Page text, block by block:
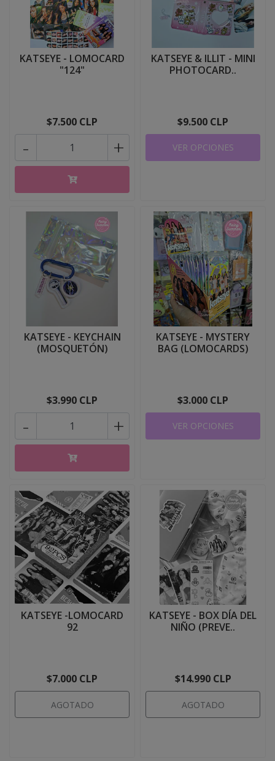
KATSEYE - LOMOCARD
"124"
$7.500 CLP
+
-
KATSEYE & ILLIT - MINI
PHOTOCARD..
$9.500 CLP
VER OPCIONES
KATSEYE - KEYCHAIN
(MOSQUETÓN)
$3.990 CLP
+
-
KATSEYE - MYSTERY
BAG (LOMOCARDS)
$3.000 CLP
VER OPCIONES
KATSEYE -LOMOCARD
92
$7.000 CLP
AGOTADO
KATSEYE - BOX DÍA DEL
NIÑO (PREVE..
$14.990 CLP
AGOTADO